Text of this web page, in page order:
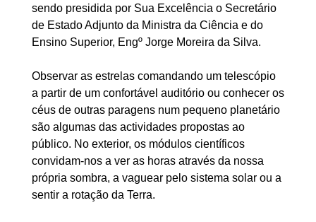
sendo presidida por Sua Excelência o Secretário
de Estado Adjunto da Ministra da Ciência e do
Ensino Superior, Engº Jorge Moreira da Silva.
Observar as estrelas comandando um telescópio
a partir de um confortável auditório ou conhecer os
céus de outras paragens num pequeno planetário
são algumas das actividades propostas ao
público. No exterior, os módulos científicos
convidam-nos a ver as horas através da nossa
própria sombra, a vaguear pelo sistema solar ou a
sentir a rotação da Terra.